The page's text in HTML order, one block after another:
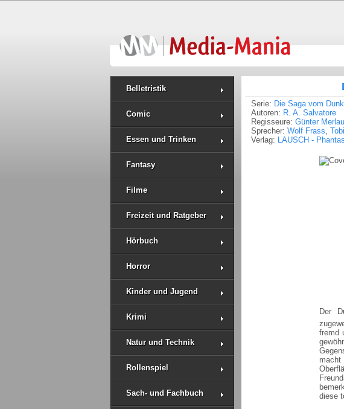
Belletristik
Comic
Essen und Trinken
Fantasy
Filme
Freizeit und Ratgeber
Hörbuch
Horror
Kinder und Jugend
Krimi
Natur und Technik
Rollenspiel
Sach- und Fachbuch
Serie: Die Saga vom
Autoren: R. A. Salvatore
Regisseure: Günter Merlau
Sprecher: Wolf Frass,
Verlag: LAUSCH -
Der
fremd
diese